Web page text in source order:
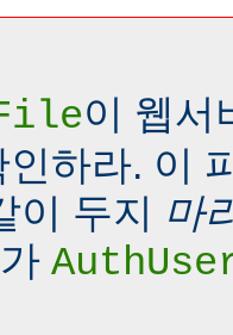
이 웹서
하라. 이
이 두지 마